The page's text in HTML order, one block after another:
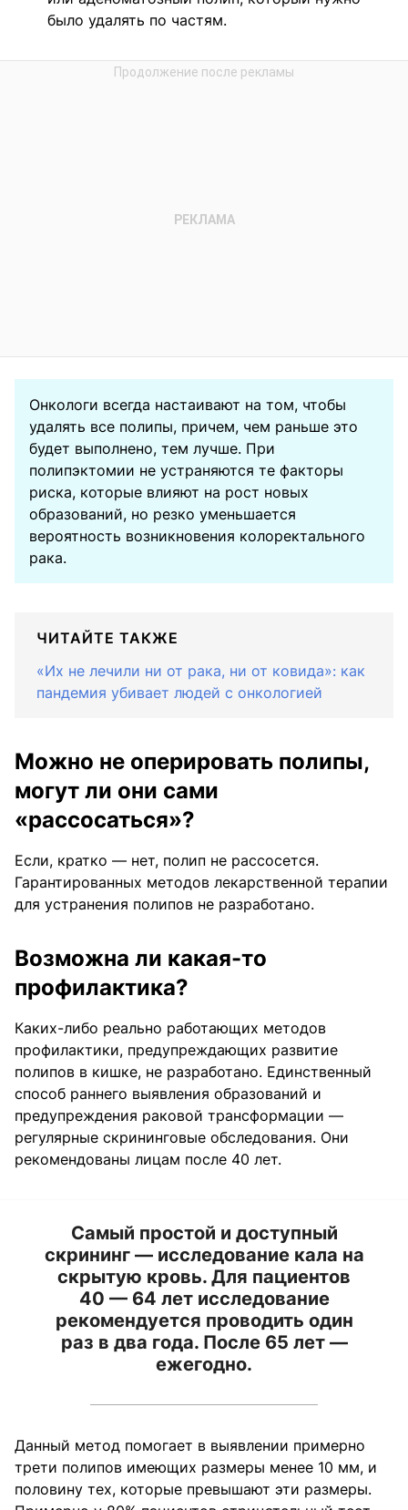
было удалять по частям.
Онкологи всегда настаивают на том, чтобы
удалять все полипы, причем, чем раньше это
будет выполнено, тем лучше. При
полипэктомии не устраняются те факторы
риска, которые влияют на рост новых
образований, но резко уменьшается
вероятность возникновения колоректального
рака.
ЧИТАЙТЕ ТАКЖЕ
«Их не лечили ни от рака, ни от ковида»: как
пандемия убивает людей с онкологией
Можно не оперировать полипы,
могут ли они сами
«рассосаться»?
Если, кратко — нет, полип не рассосется.
Гарантированных методов лекарственной терапии
для устранения полипов не разработано.
Возможна ли какая-то
профилактика?
Каких-либо реально работающих методов
профилактики, предупреждающих развитие
полипов в кишке, не разработано. Единственный
способ раннего выявления образований и
предупреждения раковой трансформации —
регулярные скрининговые обследования. Они
рекомендованы лицам после 40 лет.
Самый простой и доступный
скрининг — исследование кала на
скрытую кровь. Для пациентов
40 — 64 лет исследование
рекомендуется проводить один
раз в два года. После 65 лет —
ежегодно.
Данный метод помогает в выявлении примерно
трети полипов имеющих размеры менее 10 мм, и
половину тех, которые превышают эти размеры.